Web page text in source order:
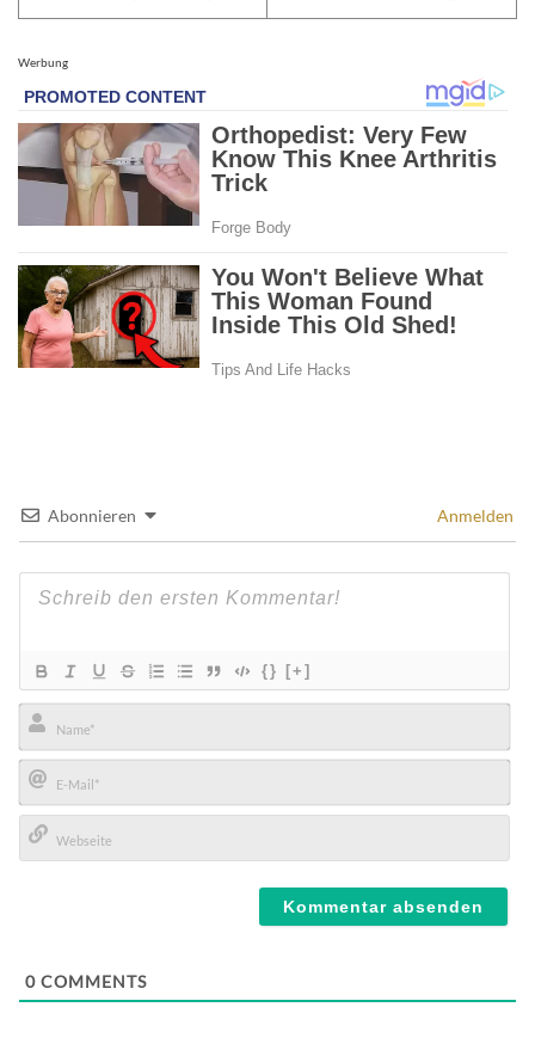
Werbung
Abonnieren Anmelden
{} [+]
Name*
E-
Mail*
0 COMMENTS